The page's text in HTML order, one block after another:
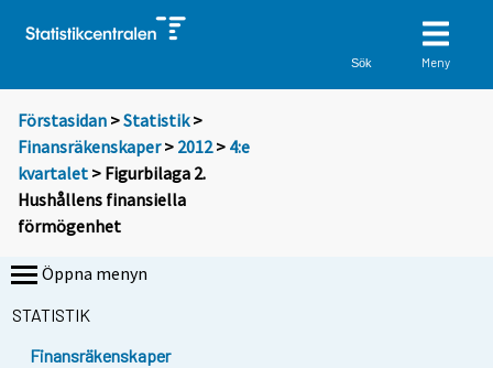
Sök Meny
Förstasidan >Statistik >
Finansräkenskaper> 2012> 4:e
kvartalet > Figurbilaga 2.
Hushållens finansiella
förmögenhet
Öppna menyn
STATISTIK
Finansräkenskaper